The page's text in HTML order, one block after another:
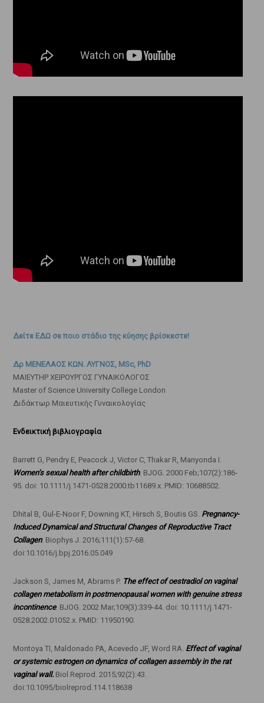
Δείτε ΕΔΩ σε ποιο στάδιο της κύησης βρίσκεστε!
Δρ ΜΕΝΕΛΑΟΣ ΚΩΝ. ΛΥΓΝΟΣ, MSc, PhD
ΜΑΙΕΥΤΗΡ ΧΕΙΡΟΥΡΓΟΣ ΓΥΝΑΙΚΟΛΟΓΟΣ
Master of Science University College London
Διδάκτωρ Μαιευτικής Γυναικολογίας
Ενδεικτική βιβλιογραφία
Barrett G, Pendry E, Peacock J, Victor C, Thakar R, Manyonda I.
Women’s sexual health after childbirth. BJOG. 2000 Feb;107(2):186-
95. doi: 10.1111/j.1471-0528.2000.tb11689.x. PMID: 10688502.
Dhital B, Gul-E-Noor F, Downing KT, Hirsch S, Boutis GS. Pregnancy-
Induced Dynamical and Structural Changes of Reproductive Tract
Collagen. Biophys J. 2016;111(1):57-68.
doi:10.1016/j.bpj.2016.05.049
Jackson S, James M, Abrams P. The effect of oestradiol on vaginal
collagen metabolism in postmenopausal women with genuine stress
incontinence. BJOG. 2002 Mar;109(3):339-44. doi: 10.1111/j.1471-
0528.2002.01052.x. PMID: 11950190.
Montoya TI, Maldonado PA, Acevedo JF, Word RA. Effect of vaginal
or systemic estrogen on dynamics of collagen assembly in the rat
vaginal wall.Biol Reprod. 2015;92(2):43.
doi:10.1095/biolreprod.114.118638